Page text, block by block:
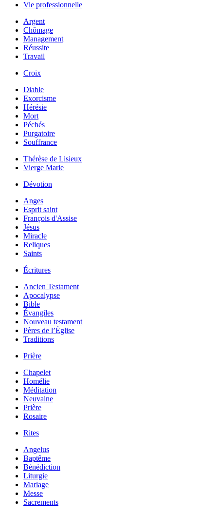
Vie professionnelle
Argent
Chômage
Management
Réussite
Travail
Croix
Diable
Exorcisme
Hérésie
Mort
Péchés
Purgatoire
Souffrance
Thérèse de Lisieux
Vierge Marie
Dévotion
Anges
Esprit saint
François d'Assise
Jésus
Miracle
Reliques
Saints
Écritures
Ancien Testament
Apocalypse
Bible
Évangiles
Nouveau testament
Pères de l’Église
Traditions
Prière
Chapelet
Homélie
Méditation
Neuvaine
Prière
Rosaire
Rites
Angelus
Baptême
Bénédiction
Liturgie
Mariage
Messe
Sacrements